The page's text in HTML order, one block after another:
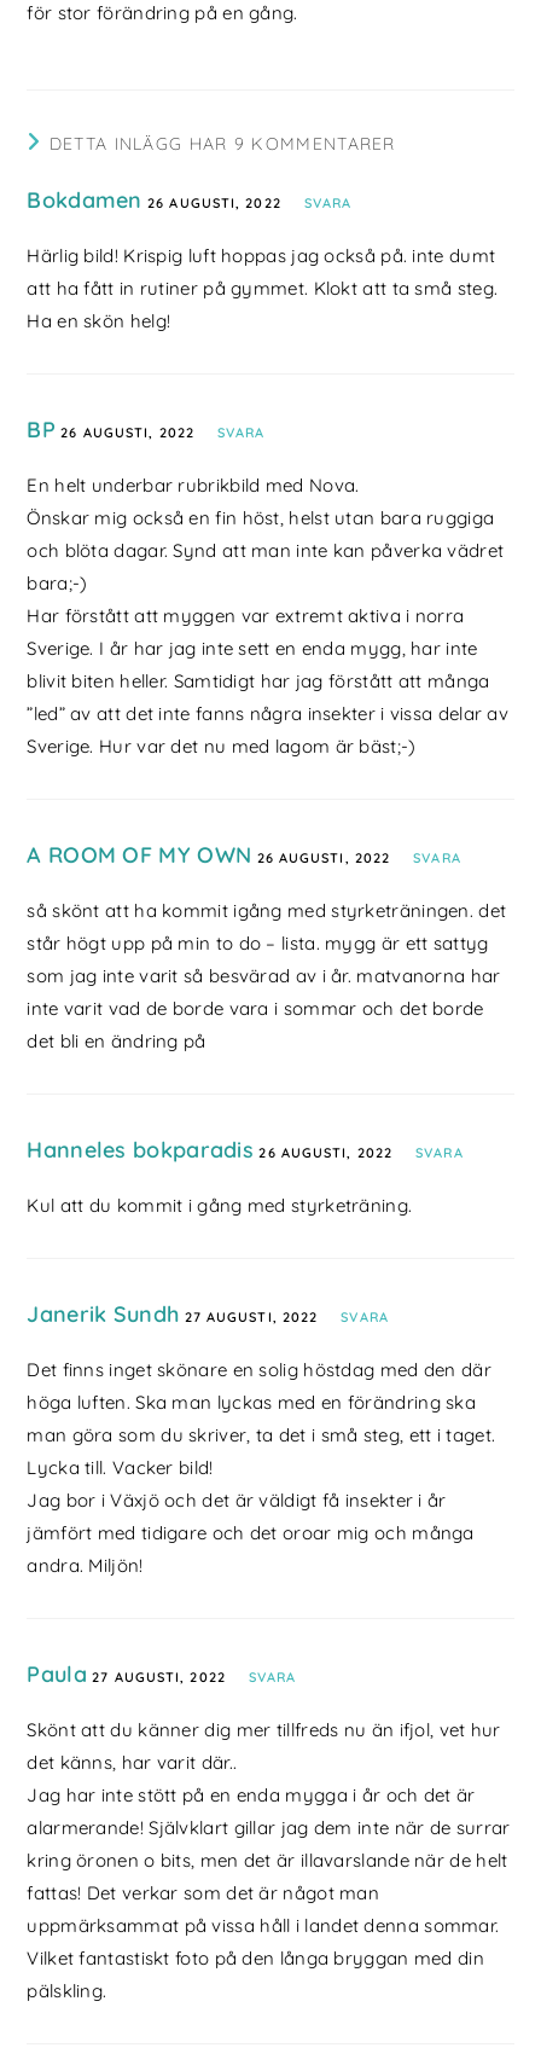
för stor förändring på en gång.
DETTA INLÄGG HAR 9 KOMMENTARER
Bokdamen 26 AUGUSTI, 2022 SVARA
Härlig bild! Krispig luft hoppas jag också på. inte dumt
att ha fått in rutiner på gymmet. Klokt att ta små steg.
Ha en skön helg!
BP 26 AUGUSTI, 2022 SVARA
En helt underbar rubrikbild med Nova.
Önskar mig också en fin höst, helst utan bara ruggiga
och blöta dagar. Synd att man inte kan påverka vädret
bara;-)
Har förstått att myggen var extremt aktiva i norra
Sverige. I år har jag inte sett en enda mygg, har inte
blivit biten heller. Samtidigt har jag förstått att många
”led” av att det inte fanns några insekter i vissa delar av
Sverige. Hur var det nu med lagom är bäst;-)
A ROOM OF MY OWN 26 AUGUSTI, 2022 SVARA
så skönt att ha kommit igång med styrketräningen. det
står högt upp på min to do – lista. mygg är ett sattyg
som jag inte varit så besvärad av i år. matvanorna har
inte varit vad de borde vara i sommar och det borde
det bli en ändring på
Hanneles bokparadis 26 AUGUSTI, 2022 SVARA
Kul att du kommit i gång med styrketräning.
Janerik Sundh 27 AUGUSTI, 2022 SVARA
Det finns inget skönare en solig höstdag med den där
höga luften. Ska man lyckas med en förändring ska
man göra som du skriver, ta det i små steg, ett i taget.
Lycka till. Vacker bild!
Jag bor i Växjö och det är väldigt få insekter i år
jämfört med tidigare och det oroar mig och många
andra. Miljön!
Paula 27 AUGUSTI, 2022 SVARA
Skönt att du känner dig mer tillfreds nu än ifjol, vet hur
det känns, har varit där..
Jag har inte stött på en enda mygga i år och det är
alarmerande! Självklart gillar jag dem inte när de surrar
kring öronen o bits, men det är illavarslande när de helt
fattas! Det verkar som det är något man
uppmärksammat på vissa håll i landet denna sommar.
Vilket fantastiskt foto på den långa bryggan med din
pälskling.